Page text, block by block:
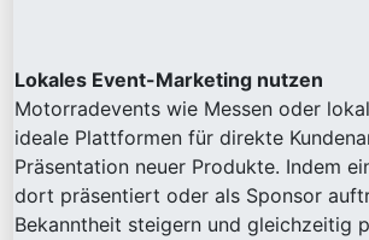
Lokales Event-Marketing nutzen
Motorradevents wie Messen oder
ideale Plattformen für direkte
Präsentation neuer Produkte. Indem
dort präsentiert oder als Sponsor
Bekanntheit steigern und gleichzeitig